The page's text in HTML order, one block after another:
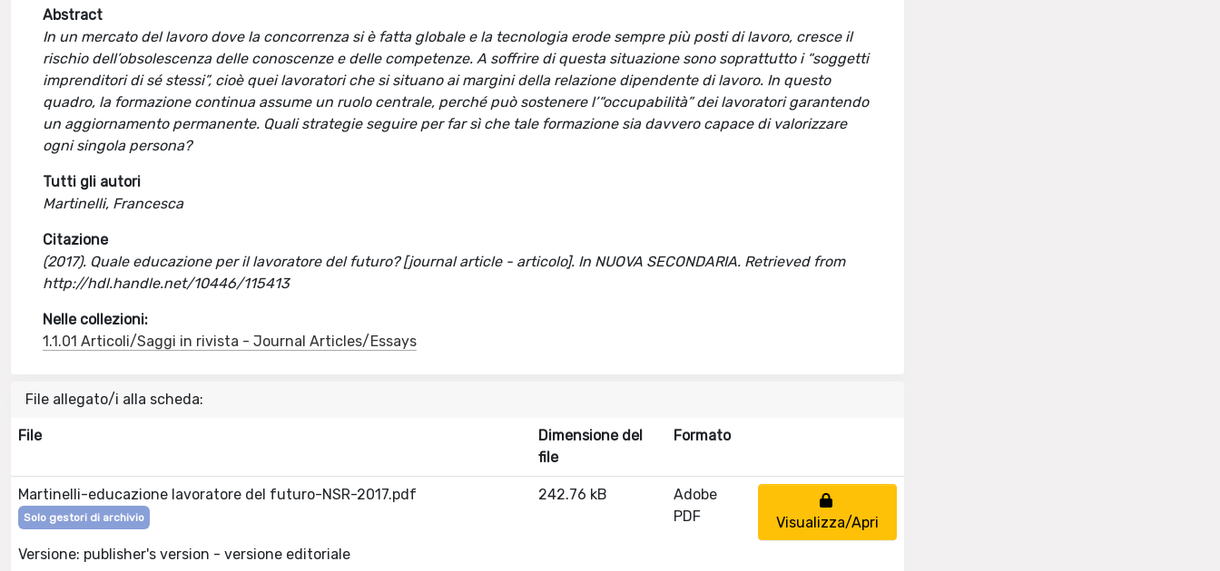
Abstract
In un mercato del lavoro dove la concorrenza si è fatta globale e la tecnologia erode sempre più posti di lavoro, cresce il
rischio dell’obsolescenza delle conoscenze e delle competenze. A soffrire di questa situazione sono soprattutto i “soggetti
imprenditori di sé stessi”, cioè quei lavoratori che si situano ai margini della relazione dipendente di lavoro. In questo
quadro, la formazione continua assume un ruolo centrale, perché può sostenere l’“occupabilità” dei lavoratori garantendo
un aggiornamento permanente. Quali strategie seguire per far sì che tale formazione sia davvero capace di valorizzare
ogni singola persona?
Tutti gli autori
Martinelli, Francesca
Citazione
(2017). Quale educazione per il lavoratore del futuro? [journal article - articolo]. In NUOVA SECONDARIA. Retrieved from
http://hdl.handle.net/10446/115413
Nelle collezioni:
1.1.01 Articoli/Saggi in rivista - Journal Articles/Essays
File allegato/i alla scheda:
File
Dimensione del
file
Formato
Martinelli-educazione lavoratore del futuro-NSR-2017.pdf
Solo gestori di archivio
Versione: publisher's version - versione editoriale
242.76 kB
Adobe
PDF
Visualizza/Apri